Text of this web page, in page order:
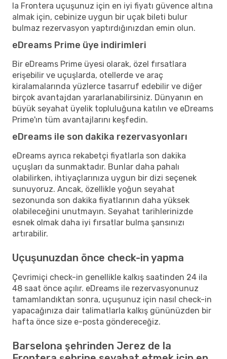
la Frontera uçuşunuz için en iyi fiyatı güvence altına
almak için, cebinize uygun bir uçak bileti bulur
bulmaz rezervasyon yaptırdığınızdan emin olun.
eDreams Prime üye indirimleri
Bir eDreams Prime üyesi olarak, özel fırsatlara
erişebilir ve uçuşlarda, otellerde ve araç
kiralamalarında yüzlerce tasarruf edebilir ve diğer
birçok avantajdan yararlanabilirsiniz. Dünyanın en
büyük seyahat üyelik topluluğuna katılın ve eDreams
Prime'ın tüm avantajlarını keşfedin.
eDreams ile son dakika rezervasyonları
eDreams ayrıca rekabetçi fiyatlarla son dakika
uçuşları da sunmaktadır. Bunlar daha pahalı
olabilirken, ihtiyaçlarınıza uygun bir dizi seçenek
sunuyoruz. Ancak, özellikle yoğun seyahat
sezonunda son dakika fiyatlarının daha yüksek
olabileceğini unutmayın. Seyahat tarihlerinizde
esnek olmak daha iyi fırsatlar bulma şansınızı
artırabilir.
Uçuşunuzdan önce check-in yapma
Çevrimiçi check-in genellikle kalkış saatinden 24 ila
48 saat önce açılır. eDreams ile rezervasyonunuz
tamamlandıktan sonra, uçuşunuz için nasıl check-in
yapacağınıza dair talimatlarla kalkış gününüzden bir
hafta önce size e-posta göndereceğiz.
Barselona şehrinden Jerez de la